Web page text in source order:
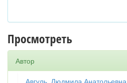
Просмотреть
Автор
Авгуль, Людмила Анатольевна